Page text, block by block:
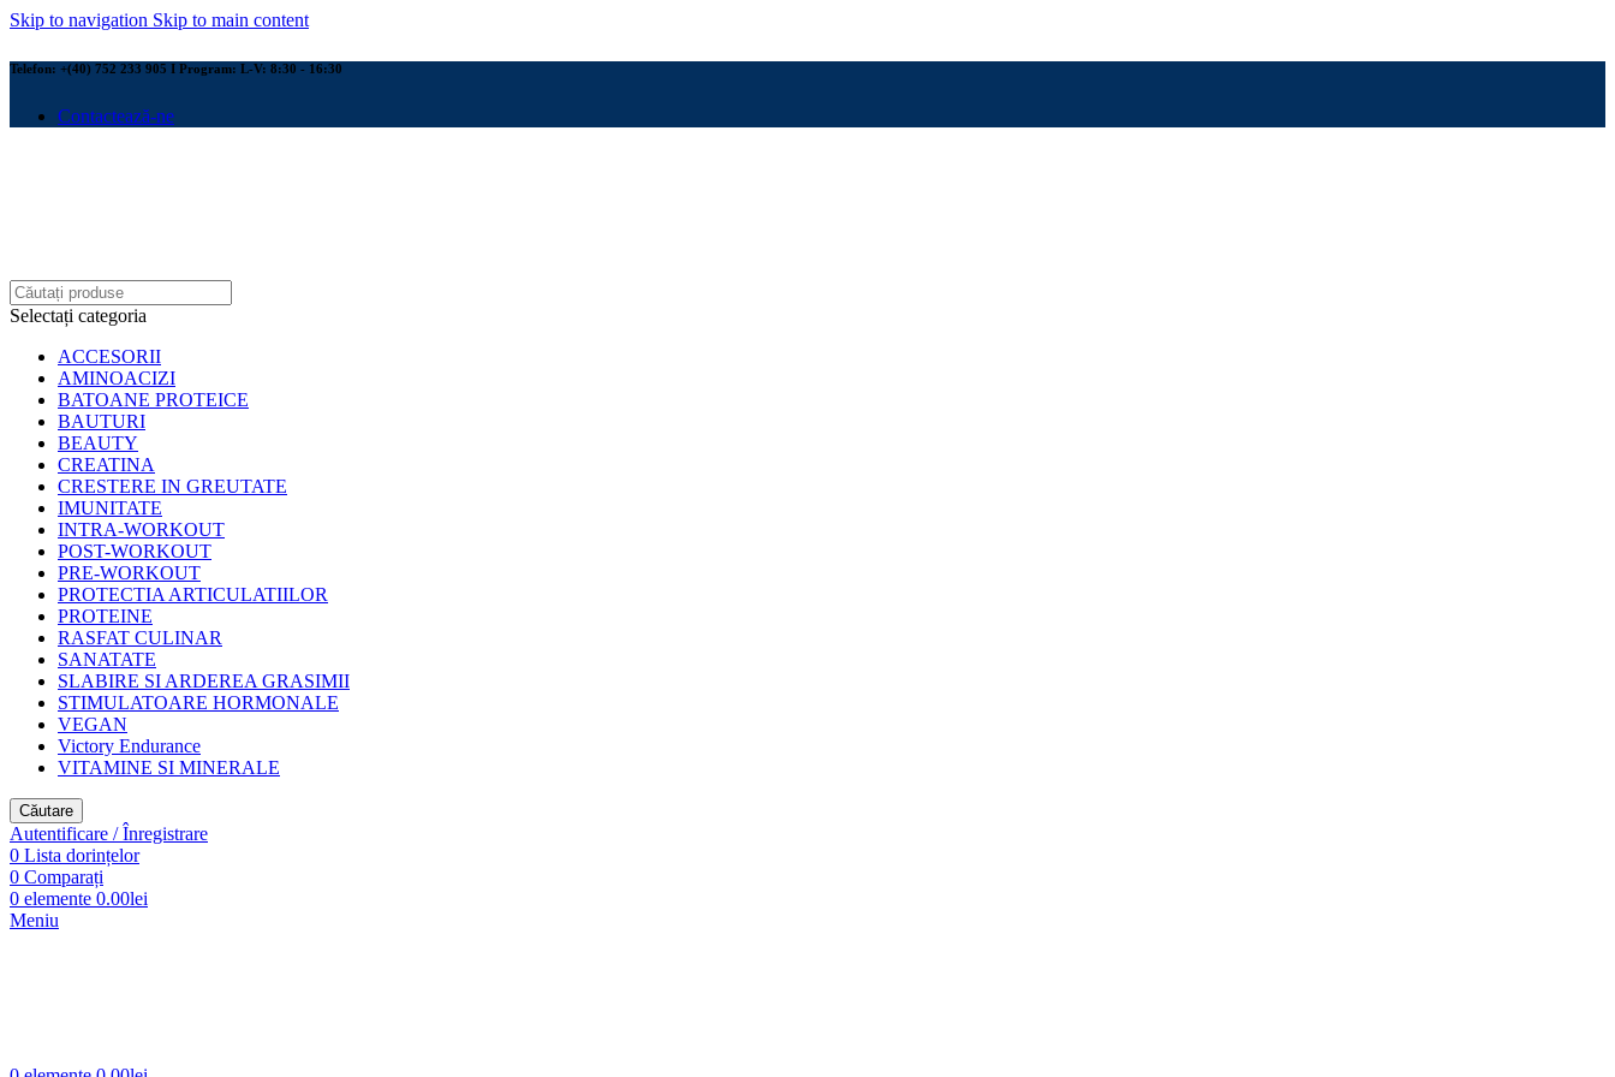
Skip to navigation Skip to main content
Telefon: +(40) 752 233 905 I Program: L-V: 8:30 - 16:30
Contactează-ne
Selectați categoria
ACCESORII
AMINOACIZI
BATOANE PROTEICE
BAUTURI
BEAUTY
CREATINA
CRESTERE IN GREUTATE
IMUNITATE
INTRA-WORKOUT
POST-WORKOUT
PRE-WORKOUT
PROTECTIA ARTICULATIILOR
PROTEINE
RASFAT CULINAR
SANATATE
SLABIRE SI ARDEREA GRASIMII
STIMULATOARE HORMONALE
VEGAN
Victory Endurance
VITAMINE SI MINERALE
Căutare
Autentificare / Înregistrare
0 Lista dorințelor
0 Comparați
0 elemente 0.00lei
Meniu